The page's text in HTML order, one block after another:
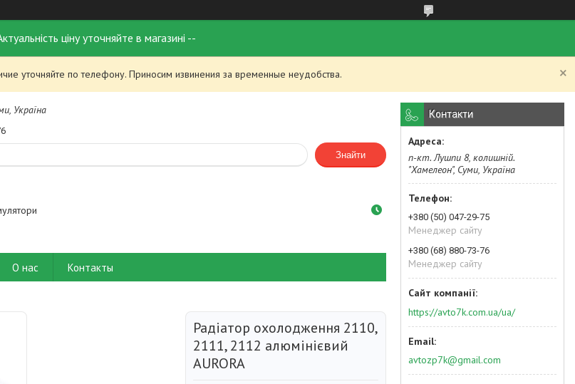
ціну уточняйте в магазині --
уточняйте по телефону. Приносим извинения за временные неудобства.
Україна
Знайти
О нас Контакты
Радіатор охолодження 2110,
2111, 2112 алюмінієвий
AURORA
Контакти
п-кт. Лушпи 8, колишній.
"Хамелеон", Суми, Україна
+380 (50) 047-29-75
Менеджер сайту
+380 (68) 880-73-76
Менеджер сайту
https://avto7k.com.ua/ua/
avtozp7k@gmail.com